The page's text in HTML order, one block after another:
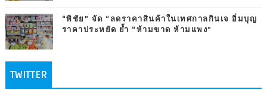
“พิชัย” จัด “ลดราคาสินค้าในเทศกาลกินเจ อิ่มบุญ
ราคาประหยัด ย้ำ “ห้ามขาด ห้ามแพง”
TWITTER